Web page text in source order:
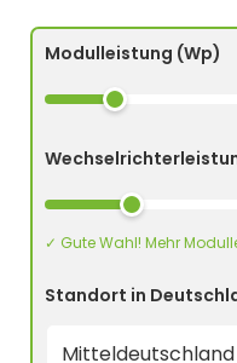
Modulleistung (Wp)
✓ Gute Wahl! Mehr
Standort in